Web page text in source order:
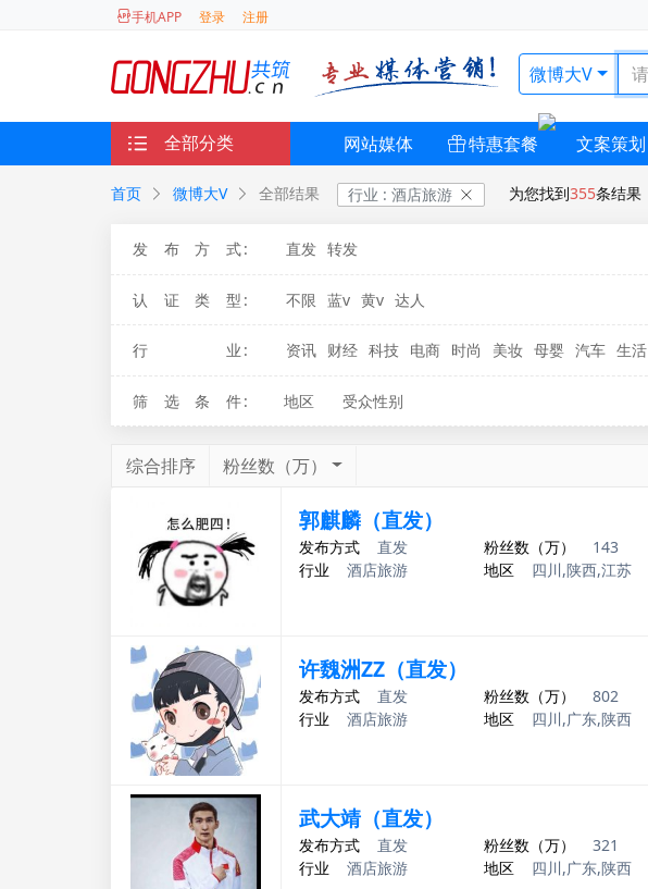
手机APP 登录 注册
微博大V
全部分类 网站媒体 特惠套餐 文案策划
首页 微博大V 全部结果 行业 : 酒店旅游 为您找到355条结果
发布方式: 直发 转发
认证类型 : 不限 蓝v 黄v 达人
行业 : 资讯 财经 科技 电商 时尚 美妆 母婴 汽车 生活
筛选条件: 地区 受众性别
综合排序 粉丝数（万）
郭麒麟（直发）
发布方式 直发 粉丝数（万） 143
行业
酒店旅游 地区 四川,陕西,江苏
许魏洲ZZ（直发）
发布方式 直发 粉丝数（万） 802
行业
酒店旅游 地区 四川,广东,陕西
武大靖（直发）
发布方式 直发 粉丝数（万） 321
行业
酒店旅游 地区 四川,广东,陕西